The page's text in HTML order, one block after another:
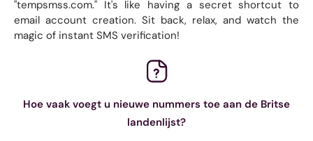
"tempsmss.com." It's like having a secret shortcut to
email account creation. Sit back, relax, and watch the
magic of instant SMS verification!
Hoe vaak voegt u nieuwe nummers toe aan de Britse
landenlijst?